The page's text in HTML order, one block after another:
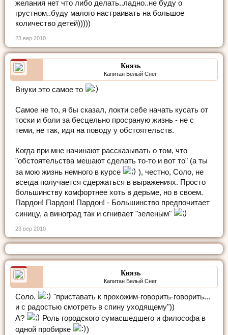
желания нет что либо делать..ладно..не буду о
грустном..буду малого настраивать на большое
количество детей)))))
23 вер 2010
Князь
Капитан Белый Снег
Внуки это самое то
Самое не то, я бы сказал, локти себе начать кусать от
тоски и боли за бесцельно просраную жизнь - не с
теми, не так, идя на поводу у обстоятельств.
Когда при мне начинают рассказывать о том, что
"обстоятельства мешают сделать то-то и вот то" (а ты
за мою жизнь немного в курсе
), честно, Соло, не
всегда получается сдержаться в выражениях. Просто
большинству комфортнее хоть в дерьме, но в своем.
Пардон! Пардон! Пардон! - Большинство предпочитает
синицу, а виноград так и сгнивает "зеленым"
23 вер 2010
Князь
Капитан Белый Снег
Соло.
"приставать к прохожим-говорить-говорить...
и с радостью смотреть в спину уходящему"))
А?
Роль городского сумасшедшего и философа в
одной пробирке
)